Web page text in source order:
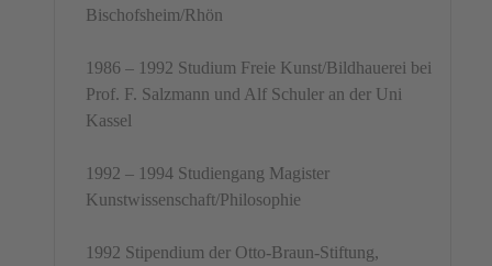
Bischofsheim/Rhön
1986 – 1992 Studium Freie Kunst/Bildhauerei bei
Prof. F. Salzmann und Alf Schuler an der Uni
Kassel
1992 – 1994 Studiengang Magister
Kunstwissenschaft/Philosophie
1992 Stipendium der Otto-Braun-Stiftung,